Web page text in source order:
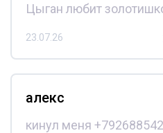
Цыган любит
23.07.26
алекс
кинул меня